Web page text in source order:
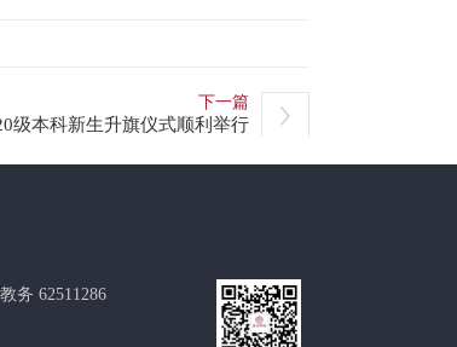
下一篇
级本科新生升旗仪式顺利举行
务 62511286